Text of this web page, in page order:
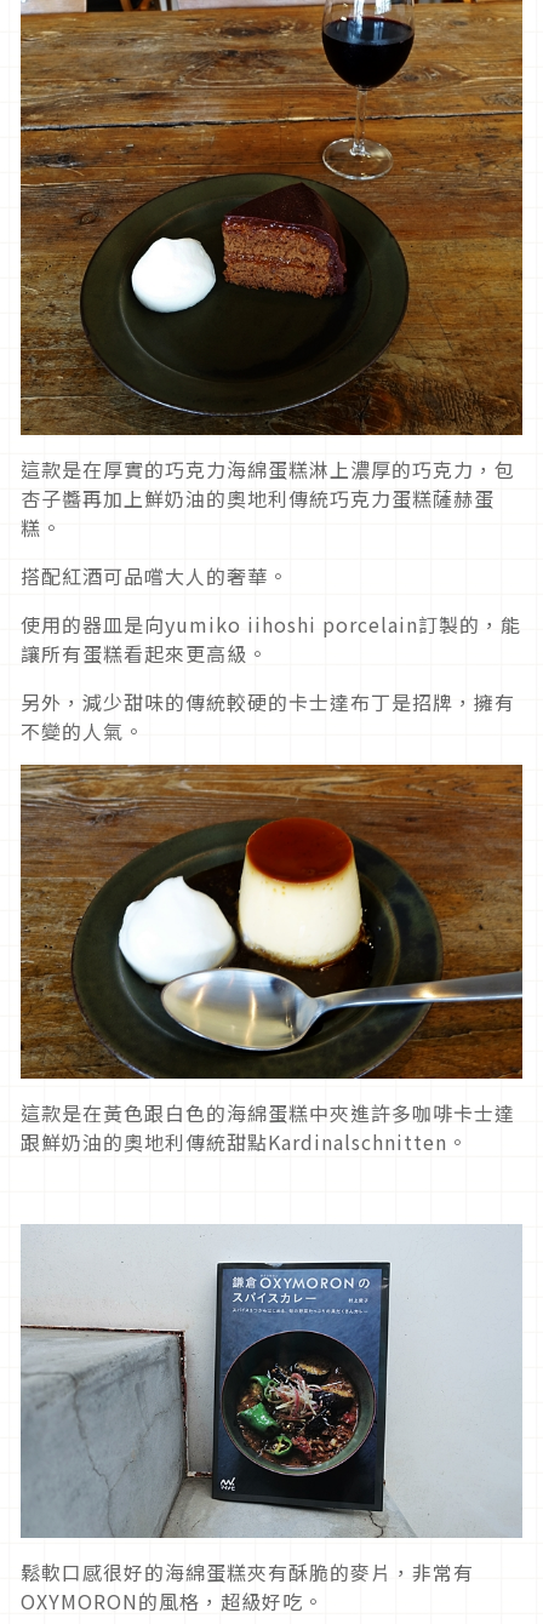
這款是在厚實的巧克力海綿蛋糕淋上濃厚的巧克力，包
杏子醬再加上鮮奶油的奧地利傳統巧克力蛋糕薩赫蛋
糕。
搭配紅酒可品嚐大人的奢華。
使用的器皿是向yumiko iihoshi porcelain訂製的，能
讓所有蛋糕看起來更高級。
另外，減少甜味的傳統較硬的卡士達布丁是招牌，擁有
不變的人氣。
這款是在黃色跟白色的海綿蛋糕中夾進許多咖啡卡士達
跟鮮奶油的奧地利傳統甜點Kardinalschnitten。
鬆軟口感很好的海綿蛋糕夾有酥脆的麥片，非常有
OXYMORON的風格，超級好吃。